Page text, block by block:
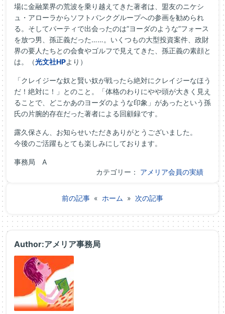
場に金融業界の荒波を乗り越えてきた著者は、盟友のニケシ
ュ・アローラからソフトバンクグループへの参画を勧められ
る。そしてパーティで出会ったのは”ヨーダのような”フォース
を放つ男、孫正義だった……。いくつもの大型投資案件、政財
界の要人たちとの会食やゴルフで見えてきた、孫正義の素顔と
は。（光文社HPより）
「クレイジーな奴と賢い奴が戦ったら絶対にクレイジーなほう
だ！絶対に！」とのこと。「体格のわりにやや頭が大きく見え
ることで、どこかあのヨーダのような印象」があったという孫
氏の片腕的存在だった著者による回顧録です。
露久保さん、お知らせいただきありがとうございました。
今後のご活躍もとても楽しみにしております。
事務局 A
カテゴリー： アメリア会員の実績
前の記事 « ホーム » 次の記事
Author:アメリア事務局